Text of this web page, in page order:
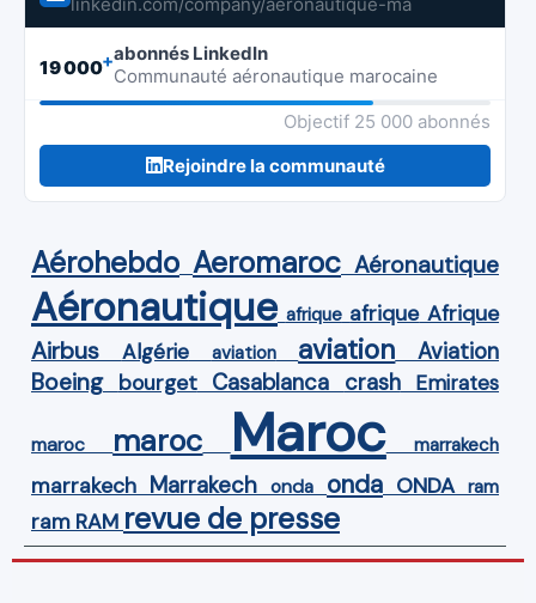
19 000+abonnés LinkedIn
Communauté aéronautique marocaine
Objectif 25 000 abonnés
Rejoindre la communauté
Aérohebdo Aeromaroc Aéronautique
Aéronautique afrique afrique Afrique
Airbus Algérie aviation aviation Aviation
Boeing bourget Casablanca crash Emirates
maroc maroc Maroc marrakech
marrakech Marrakech onda onda ONDA ram
ram RAM revue de presse